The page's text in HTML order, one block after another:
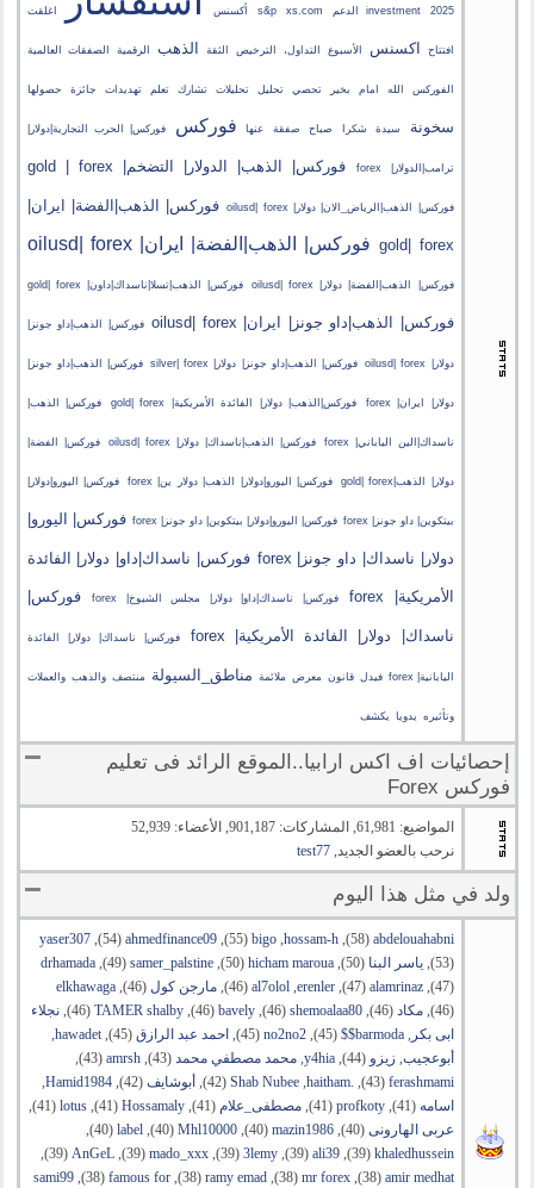
2025 investment الدعم s&p xs.com أكسنس اغلقت
افتتاح اكسنس الأسبوع التداول، الترخيص الثقة الذهب الرقمية الصفقات العالمية
الفوركس الله امام بخير تحصي تحليل تحليلات تشارك تعلم تهديدات جائزة حصولها
سخونة سيدة شكرا صباح صفقة عنها فوركس فوركس| الحرب التجارية|دولار|
ترامب|الدولار| forex فوركس| الذهب| الدولار| التضخم| gold | forex
فوركس| الذهب|الرياض_الان| دولار| oilusd| forex فوركس| الذهب|الفضة| ايران|
gold| forex فوركس| الذهب|الفضة| ايران| oilusd| forex
فوركس| الذهب|الفضة| دولار| oilusd| forex فوركس| الذهب|تسلا|ناسداك|داون| gold| forex
فوركس| الذهب|داو جونز| ايران| oilusd| forex فوركس| الذهب|داو جونز|
دولار| oilusd| forex فوركس| الذهب|داو جونز| دولار| silver| forex فوركس| الذهب|داو جونز|
دولار| ايران| forex فوركس|الذهب| دولار| الفائدة الأمريكية| gold| forex فوركس| الذهب|
ناسداك|الين الياباني| forex فوركس| الذهب|ناسداك| دولار| oilusd| forex فوركس| الفضة|
دولار| الذهب|gold| forex فوركس| اليورو|دولار| الذهب| دولار ين| forex فوركس| اليورو|دولار|
بيتكوين| داو جونز| forex فوركس| اليورو|دولار| بيتكوين| داو جونز| forex فوركس| اليورو|
دولار| ناسداك| داو جونز| forex فوركس| ناسداك|داو| دولار| الفائدة
الأمريكية| forex فوركس| ناسداك|داو| دولار| مجلس الشيوخ| forex فوركس|
ناسداك| دولار| الفائدة الأمريكية| forex فوركس| ناسداك| دولار| الفائدة
اليابانية| forex فيدل قانون معرض ملائمة مناطق_السيولة منتصف والذهب والعملات
وتأثيره يدويا يكشف
إحصائيات اف اكس ارابيا..الموقع الرائد فى تعليم
فوركس Forex
المواضيع: 61,981, المشاركات: 901,187, الأعضاء: 52,939
نرحب بالعضو الجديد,test77
ولد في مثل هذا اليوم
abdelouahabni
‏(58), ‏
hossam-h
, ‏
bigo
‏(55), ‏
ahmedfinance09
‏(54), ‏
yaser307
‏(53), ‏
ياسر البنا ‏(50), ‏
hicham maroua
‏(50), ‏
samer_palstine
‏(49), ‏
drhamada
‏(47), ‏
alamrinaz
‏(47), ‏
erenler
, ‏
al7olol
‏(46), ‏ مارجن كول ‏(46), ‏
elkhawaga
‏(46), ‏
مكاد ‏(46), ‏
shemoalaa80
‏(46), ‏
bavely
‏(46), ‏
TAMER shalby
‏(46), ‏
نجلاء
ابى بكر , ‏
barmoda$$
‏(45), ‏
no2no2
‏(45), ‏ احمد عبد الرازق ‏(45), ‏
hawadet
,
أبوعجيب, ‏ زيزو ‏(44), ‏
y4hia
, ‏محمد مصطفي محمد ‏(43), ‏
amrsh
‏(43),
‏
ferashmami
‏(43), ‏
.haitham
, ‏
Shab Nubee
‏(42), ‏ أبوشايف ‏(42), ‏
Hamid1984
,
اسامه ‏(41), ‏
profkoty
‏(41), ‏ مصطفى_علام ‏(41), ‏
Hossamaly
‏(41), ‏
lotus
‏(41),
عربى الهارونى ‏(40), ‏
mazin1986
‏(40), ‏
Mhl10000
‏(40), ‏
label
‏(40),
‏
khaledhussein
‏(39), ‏
ali39
‏(39), ‏
3lemy
‏(39), ‏
mado_xxx
‏(39), ‏
AnGeL
‏(39),
‏
amir medhat
‏(38), ‏
mr forex
‏(38), ‏
ramy emad
‏(38), ‏
famous for
‏(38), ‏
sami99